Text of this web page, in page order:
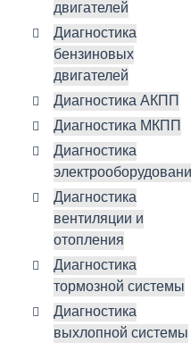
двигателей
Диагностика
бензиновых
двигателей
Диагностика АКПП
Диагностика МКПП
Диагностика
Диагностика
вентиляции и
отопления
Диагностика
тормозной системы
Диагностика
выхлопной системы